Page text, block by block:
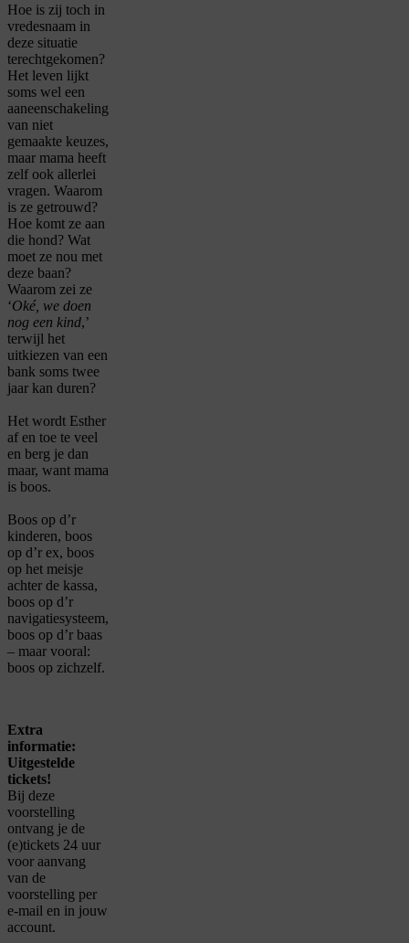
Hoe is zij toch in
vredesnaam in
deze situatie
terechtgekomen?
Het leven lijkt
soms wel een
aaneenschakeling
van niet
gemaakte keuzes,
maar mama heeft
zelf ook allerlei
vragen. Waarom
is ze getrouwd?
Hoe komt ze aan
die hond? Wat
moet ze nou met
deze baan?
Waarom zei ze
‘Oké, we doen
nog een kind,’
terwijl het
uitkiezen van een
bank soms twee
jaar kan duren?
Het wordt Esther
af en toe te veel
en berg je dan
maar, want mama
is boos.
Boos op d’r
kinderen, boos
op d’r ex, boos
op het meisje
achter de kassa,
boos op d’r
navigatiesysteem,
boos op d’r baas
– maar vooral:
boos op zichzelf.
Extra
informatie:
Uitgestelde
tickets!
Bij deze
voorstelling
ontvang je de
(e)tickets 24 uur
voor aanvang
van de
voorstelling per
e-mail en in jouw
account.